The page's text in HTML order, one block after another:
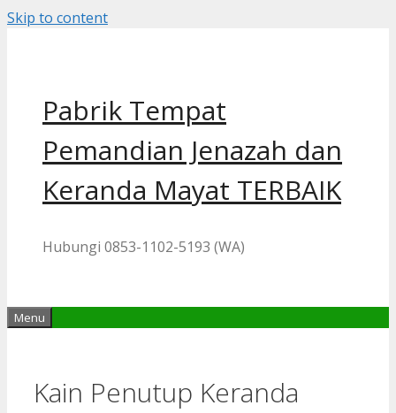
Skip to content
Pabrik Tempat
Pemandian Jenazah dan
Keranda Mayat TERBAIK
Hubungi 0853-1102-5193 (WA)
Menu
Kain Penutup Keranda